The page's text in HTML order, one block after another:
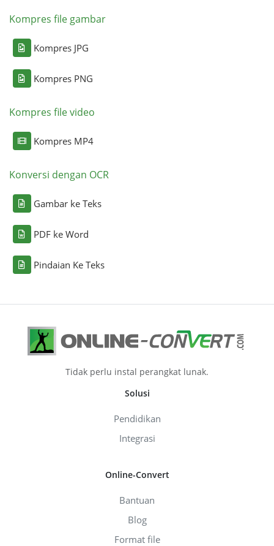
Kompres file gambar
Kompres JPG
Kompres PNG
Kompres file video
Kompres MP4
Konversi dengan OCR
Gambar ke Teks
PDF ke Word
Pindaian Ke Teks
Tidak perlu instal perangkat lunak.
Solusi
Pendidikan
Integrasi
Online-Convert
Bantuan
Blog
Format file